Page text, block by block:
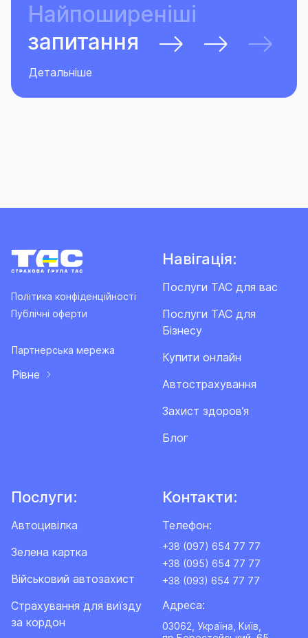
Найпоширеніші
запитання
Детальніше
Політика конфіденційності
Публічні оферти
Партнерська мережа
Рівне
Навігація:
Послуги ТАС для вас
Послуги ТАС для
Бізнесу
Купити онлайн
Автострахування
Захист здоров’я
Блог
Послуги:
Автоцивілка
Зелена картка
Військовий автозахист
Cтрахування для виїзду
за кордон
Контакти:
Телефон:
+38 (097) 654 77 77
+38 (095) 654 77 77
+38 (093) 654 77 77
Адреса:
03062, Україна, Київ,